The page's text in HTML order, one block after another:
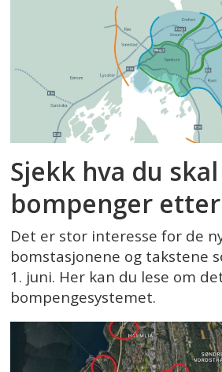
Sjekk hva du
bompenger
Det er stor interesse for de
bomstasjonene og takstene
1. juni. Her kan du lese om
bompengesystemet.